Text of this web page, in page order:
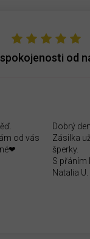
od
od vás
Dobrý
Zásilka
šperky.
S přáním
Natalia U.